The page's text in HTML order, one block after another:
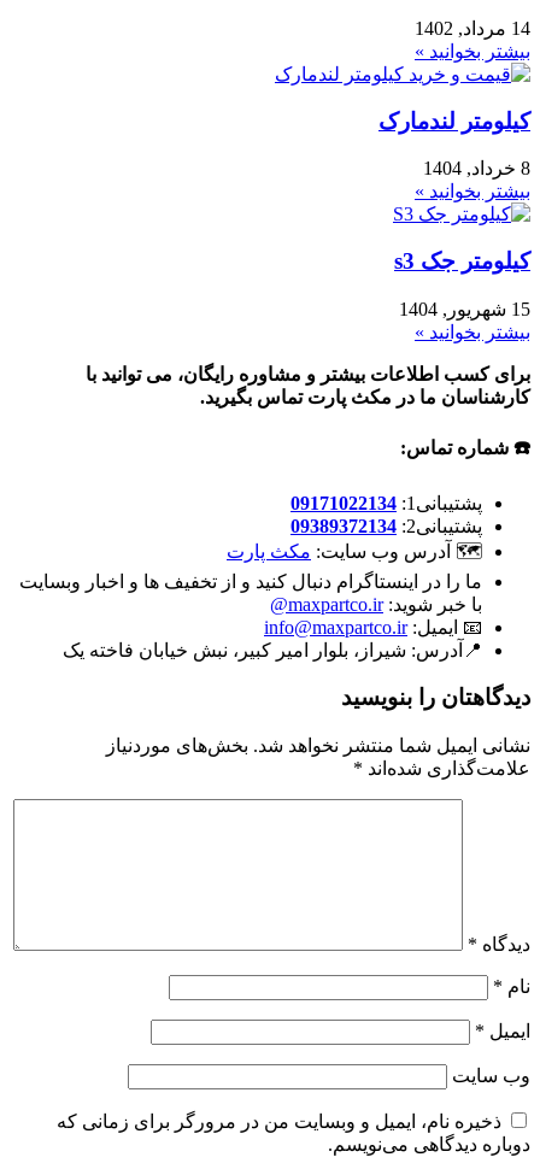
14 مرداد, 1402
بیشتر بخوانید »
کیلومتر لندمارک
8 خرداد, 1404
بیشتر بخوانید »
کیلومتر جک s3
15 شهریور, 1404
بیشتر بخوانید »
برای کسب اطلاعات بیشتر و مشاوره رایگان، می توانید با
کارشناسان ما در مکث پارت تماس بگیرید.
☎️ شماره تماس:
پشتیبانی1:
09171022134
پشتیبانی2:
09389372134
🗺 آدرس وب سایت: مکث پارت
ما را در اینستاگرام دنبال کنید و از تخفیف ها و اخبار وبسایت
با خبر شوید:maxpartco.ir@
📧 ایمیل:info@maxpartco.ir
📍آدرس: شیراز، بلوار امیر کبیر، نبش خیابان فاخته یک
دیدگاهتان را بنویسید
نشانی ایمیل شما منتشر نخواهد شد. بخش‌های موردنیاز
علامت‌گذاری شده‌اند *
دیدگاه *
نام *
ایمیل *
وب‌ سایت
ذخیره نام، ایمیل و وبسایت من در مرورگر برای زمانی که
دوباره دیدگاهی می‌نویسم.